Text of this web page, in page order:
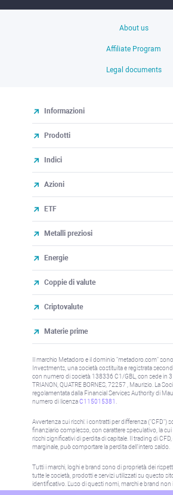
About us
Affiliate Program
Legal documents
Informazioni
Prodotti
Indici
Azioni
ETF
Metalli preziosi
Energie
Coppie di valute
Criptovalute
Materie prime
Il marchio Metadoro e il dominio "metadoro.com"
Investments, una società costituita e registrata
con numero di società 138336 C1/GBL, con sede in 3
TRIANON, QUATRE BORNES, 72257 , Maurizio. La
regolamentata dalla Financial Services Authority di
numero di licenzaC115015381
Avvertenza sui rischi: i contratti per differenza ("CFD")
finanziario complesso, con carattere speculativo, la
rischi significativi di perdita di capitale. Il trading di
marginale, può comportare la perdita dell'intero saldo.
Tutti i marchi, loghi e brand sono di proprietà dei
tutte le società, prodotti e servizi utilizzati su questo
identificativo. L'uso di questi nomi, marchi e brand non